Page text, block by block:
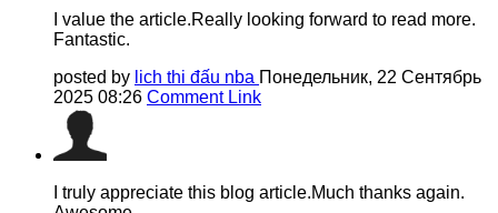
I value the article.Really looking forward to read more.
Fantastic.
posted by lich thi đấu nba Понедельник, 22 Сентябрь
2025 08:26 Comment Link
I truly appreciate this blog article.Much thanks again.